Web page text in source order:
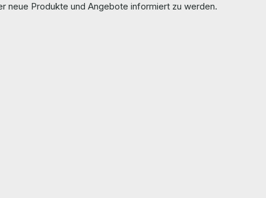
neue Produkte und Angebote informiert zu werden.